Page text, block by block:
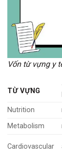
Vốn từ vựng y
TỪ VỰNG
Nutrition
Metabolism
Cardiovascular